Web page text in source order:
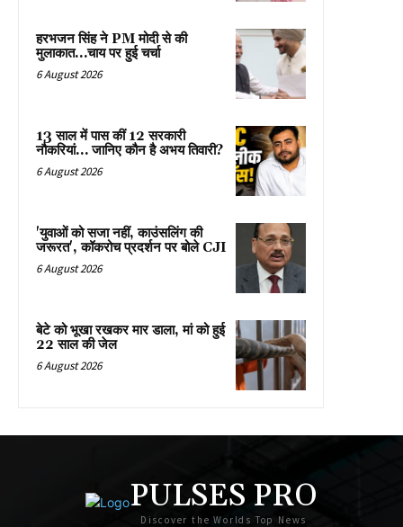
हरभजन सिंह ने PM मोदी से की
मुलाकात…चाय पर हुई चर्चा
6 August 2026
13 साल में पास कीं 12 सरकारी
नौकरियां… जान‍िए कौन है अभय तिवारी?
6 August 2026
'युवाओं को सजा नहीं, काउंसलिंग की
जरूरत', कॉकरोच प्रदर्शन पर बोले CJI
6 August 2026
बेटे को भूखा रखकर मार डाला, मां को हुई
22 साल की जेल
6 August 2026
PULSES PRO
Discover the Worlds Top News